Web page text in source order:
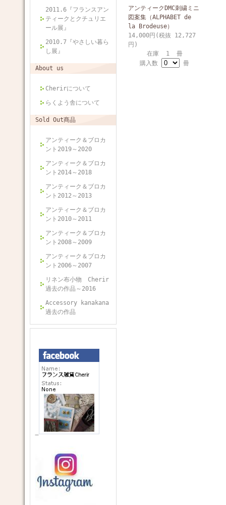
2011.6『フランスアン
ティークとクチュリエ
ール展』
2010.7『やさしい暮ら
し展』
About us
Cherirについて
らくよう舎について
Sold Out商品
アンティーク＆ブロカ
ント2019～2020
アンティーク＆ブロカ
ント2014～2018
アンティーク＆ブロカ
ント2012～2013
アンティーク＆ブロカ
ント2010～2011
アンティーク＆ブロカ
ント2008～2009
アンティーク＆ブロカ
ント2006～2007
リネン布小物 Cherir
過去の作品～2016
Accessory kanakana
過去の作品
アンティークDMC刺繍ミニ
図案集（ALPHABET de
la Brodeuse）
14,000円(税抜 12,727
円)
在庫 1 冊
購入数
冊